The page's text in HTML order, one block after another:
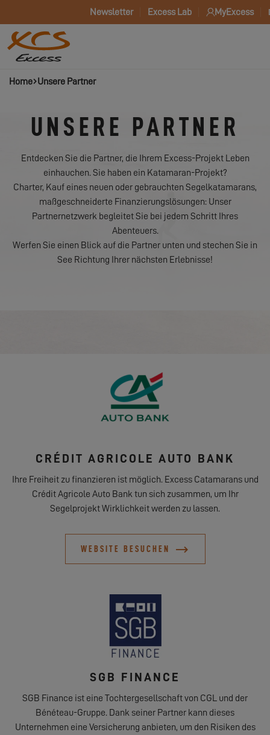
Newsletter Excess Lab MyExcess
Home Unsere Partner
UNSERE PARTNER
Entdecken Sie die Partner, die Ihrem Excess-Projekt Leben
einhauchen. Sie haben ein Katamaran-Projekt?
Charter, Kauf eines neuen oder gebrauchten Segelkatamarans,
maßgeschneiderte Finanzierungslösungen: Unser
Partnernetzwerk begleitet Sie bei jedem Schritt Ihres
Abenteuers.
Werfen Sie einen Blick auf die Partner unten und stechen Sie in
See Richtung Ihrer nächsten Erlebnisse!
CRÉDIT AGRICOLE AUTO BANK
Ihre Freiheit zu finanzieren ist möglich. Excess Catamarans und
Crédit Agricole Auto Bank tun sich zusammen, um Ihr
Segelprojekt Wirklichkeit werden zu lassen.
WEBSITE BESUCHEN
SGB FINANCE
SGB Finance ist eine Tochtergesellschaft von CGL und der
Bénéteau-Gruppe. Dank seiner Partner kann dieses
Unternehmen eine Versicherung anbieten, um den Risiken des